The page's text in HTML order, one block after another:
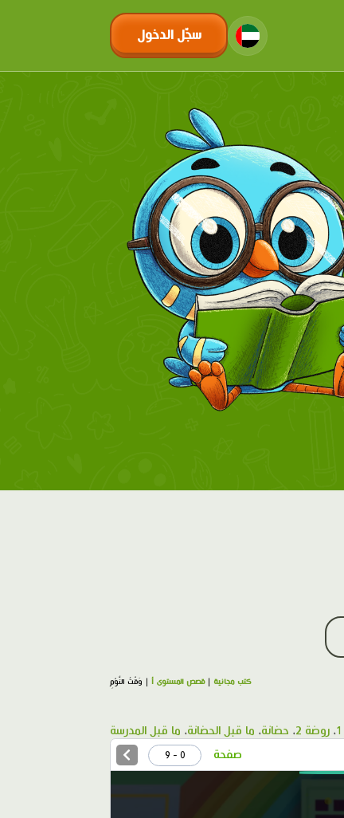
سجّل الدخول
كتب مجانية |قصص المستوى أ | وَقْتُ النَّوْمِ
، روضة 2 ، حضانة، ما قبل الحضانة، ما قبل المدرسة
صفحة 0 - 9